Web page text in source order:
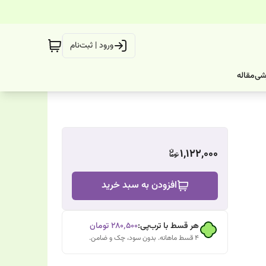
ورود | ثبت‌نام
مقاله
1,122,000
افزودن به سبد خرید
هر قسط با ترب‌پی:۲۸۰٬۵۰۰تومان
۴ قسط ماهانه. بدون سود، چک و ضامن.